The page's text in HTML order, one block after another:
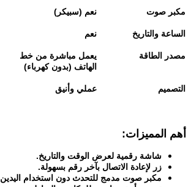
مكبر صوت نعم (سبيكر)
الساعة والتاريخ نعم
مصدر الطاقة
يعمل مباشرة من خط
الهاتف (بدون كهرباء)
التصميم عملي وأنيق
أهم المميزات:
شاشة رقمية لعرض الوقت والتاريخ.
زر لإعادة الاتصال بآخر رقم بسهولة.
مكبر صوت مدمج للتحدث دون استخدام اليدين